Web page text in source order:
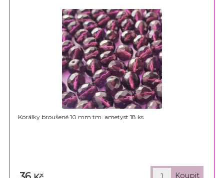
Korálky broušené 10 mm tm. ametyst 18 ks